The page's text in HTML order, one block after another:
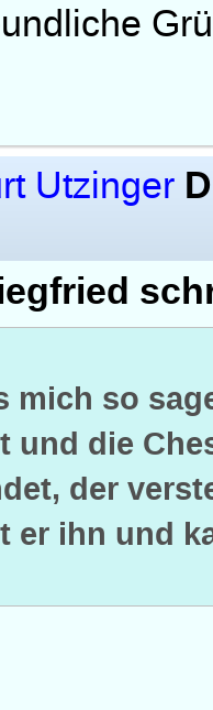
Utzinger
mich so
und die
der
er ihn und